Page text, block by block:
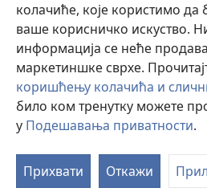
колачиће, које користимо
ваше корисничко искуство.
информација се неће
маркетиншке сврхе.
коришћењу колачића и
било ком тренутку можете
у Подешавања приватности.
Прихвати Откажи
Watchtower Library ®
Copyright© 2026 Watch Tower Bible and
ПРАВИЛА КОРИШЋЕЊА